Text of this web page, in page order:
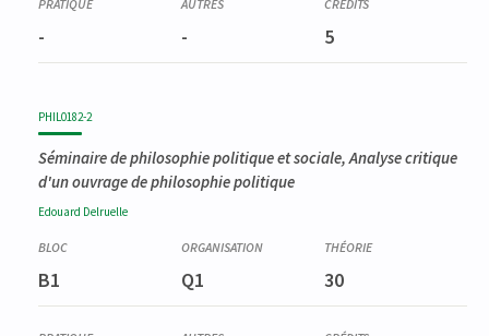
- - 5
PHIL0182-2
Séminaire de philosophie politique et sociale, Analyse critique
d'un ouvrage de philosophie politique
Edouard Delruelle
B1 Q1 30